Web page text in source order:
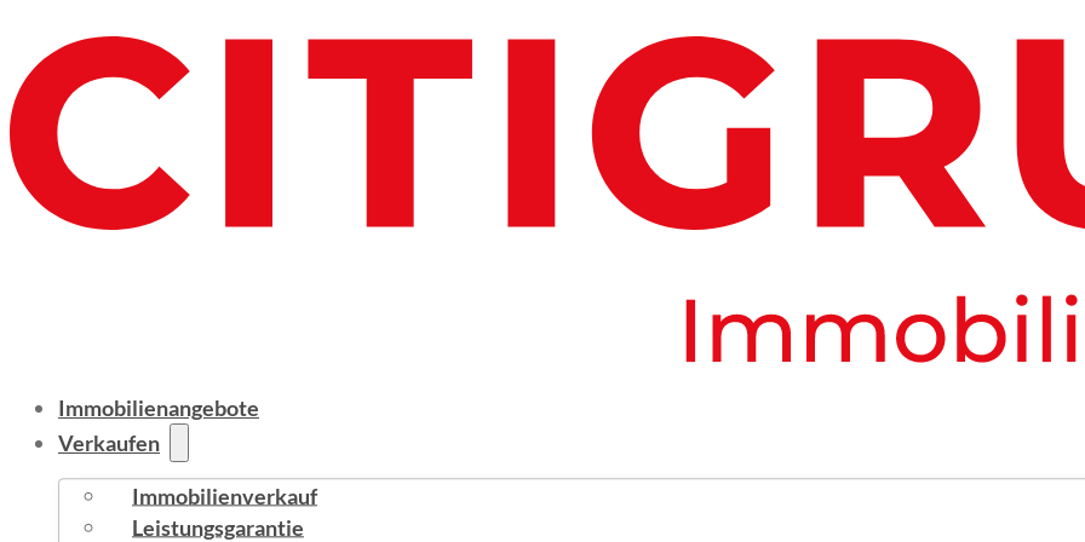
Immobilienangebote
Verkaufen
Immobilienverkauf
Leistungsgarantie